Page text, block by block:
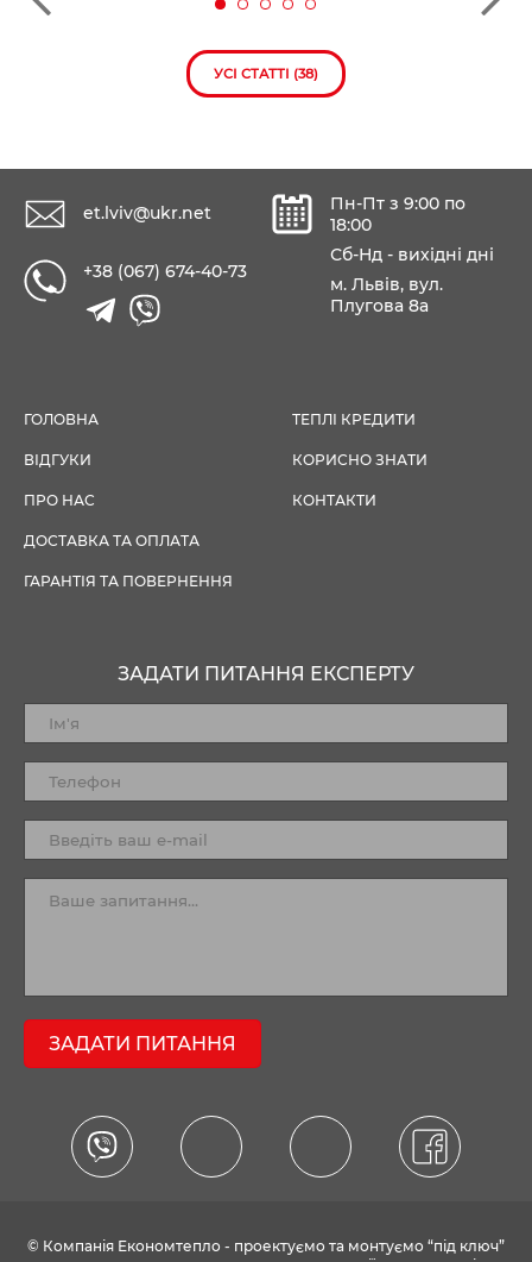
УСІ СТАТТІ (38)
et.lviv@ukr.net
+38 (067) 674-40-73
Пн-Пт з 9:00 по
18:00
Сб-Нд - вихідні дні
м. Львів, вул.
Плугова 8а
ГОЛОВНА
ВІДГУКИ
ПРО НАС
ДОСТАВКА ТА ОПЛАТА
ГАРАНТІЯ ТА ПОВЕРНЕННЯ
ТЕПЛІ КРЕДИТИ
КОРИСНО ЗНАТИ
КОНТАКТИ
ЗАДАТИ ПИТАННЯ ЕКСПЕРТУ
ЗАДАТИ ПИТАННЯ
© Компанія Економтепло - проектуємо та монтуємо “під ключ”